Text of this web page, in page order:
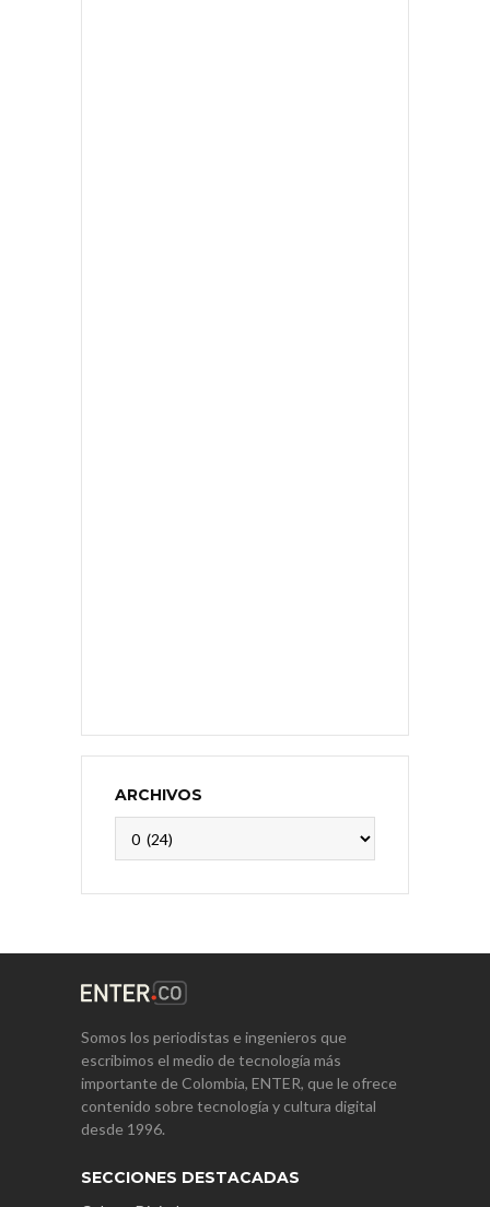
ARCHIVOS
Somos los periodistas e ingenieros que
escribimos el medio de tecnología más
importante de Colombia, ENTER, que le ofrece
contenido sobre tecnología y cultura digital
desde 1996.
SECCIONES DESTACADAS